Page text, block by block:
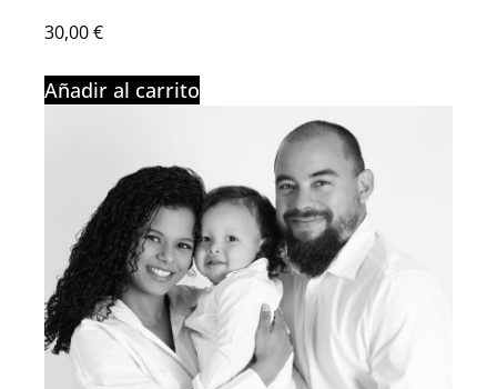
30,00€
Añadir al carrito